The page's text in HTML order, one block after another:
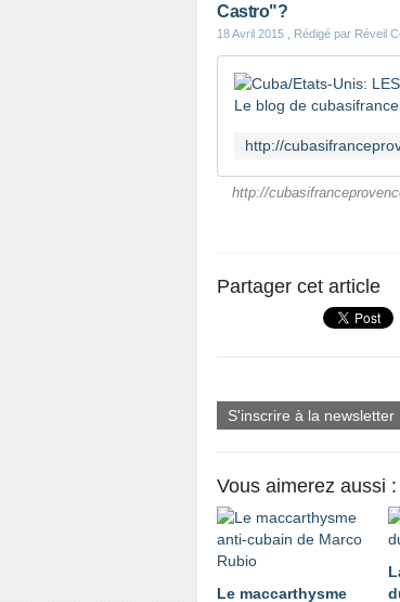
Castro"?
18 Avril 2015 , Rédigé par Réveil
http://
Partager cet article
S'inscrire à la newsletter
Vous aimerez aussi :
Le maccarthysme